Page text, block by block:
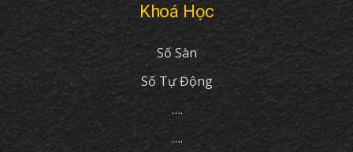
Khoá Học
Số Sàn
Số Tự Động
….
….